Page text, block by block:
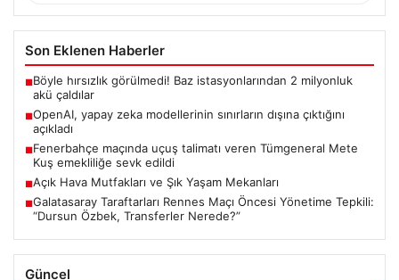
Son Eklenen Haberler
■Böyle hırsızlık görülmedi! Baz istasyonlarından 2 milyonluk
akü çaldılar
■OpenAI, yapay zeka modellerinin sınırların dışına çıktığını
açıkladı
■Fenerbahçe maçında uçuş talimatı veren Tümgeneral Mete
Kuş emekliliğe sevk edildi
■Açık Hava Mutfakları ve Şık Yaşam Mekanları
■Galatasaray Taraftarları Rennes Maçı Öncesi Yönetime Tepkili:
“Dursun Özbek, Transferler Nerede?”
Güncel